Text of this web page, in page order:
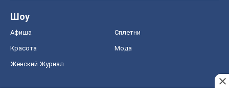
Шоу
Афиша Сплетни
Красота Мода
Женский Журнал